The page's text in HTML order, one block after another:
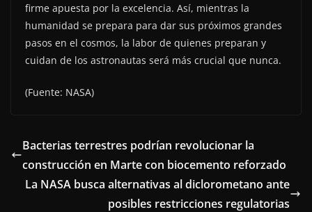
firme apuesta por la excelencia. Así, mientras la
humanidad se prepara para dar sus próximos grandes
pasos en el cosmos, la labor de quienes preparan y
cuidan de los astronautas será más crucial que nunca.
(Fuente: NASA)
Bacterias terrestres podrían revolucionar la
construcción en Marte con biocemento reforzado
La NASA busca alternativas al diclorometano ante
posibles restricciones regulatorias